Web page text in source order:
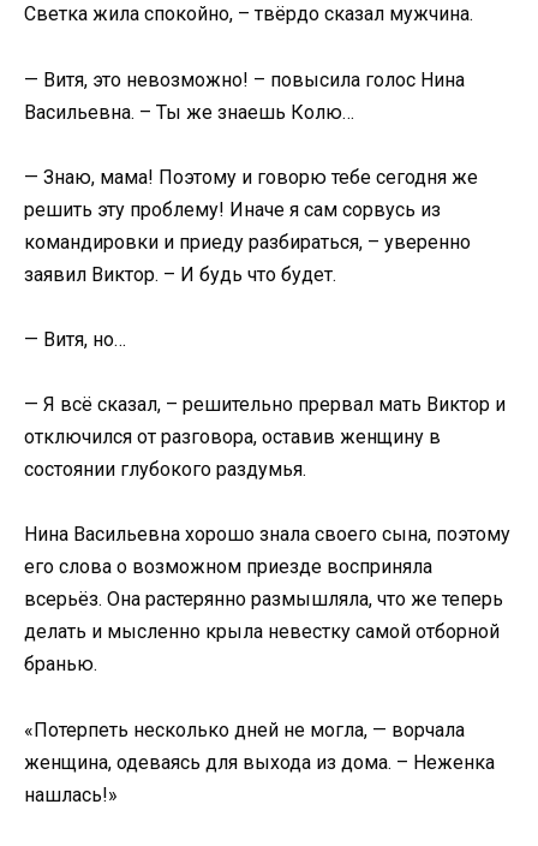
Светка жила спокойно, – твёрдо сказал мужчина.
— Витя, это невозможно! – повысила голос Нина
Васильевна. – Ты же знаешь Колю…
— Знаю, мама! Поэтому и говорю тебе сегодня же
решить эту проблему! Иначе я сам сорвусь из
командировки и приеду разбираться, – уверенно
заявил Виктор. – И будь что будет.
— Витя, но…
— Я всё сказал, – решительно прервал мать Виктор и
отключился от разговора, оставив женщину в
состоянии глубокого раздумья.
Нина Васильевна хорошо знала своего сына, поэтому
его слова о возможном приезде восприняла
всерьёз. Она растерянно размышляла, что же теперь
делать и мысленно крыла невестку самой отборной
бранью.
«Потерпеть несколько дней не могла, — ворчала
женщина, одеваясь для выхода из дома. – Неженка
нашлась!»